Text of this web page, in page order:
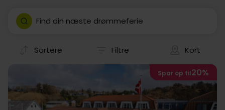
jeres ferie i Nykøbing M med det samme.
Find din næste drømmeferie
Sortere Filtre Kort
Spar op til20%